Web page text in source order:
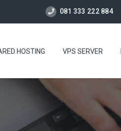
081 333 222 884
HOSTING VPS SERVER